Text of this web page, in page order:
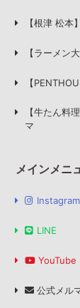
【根津 松本
【ラーメン
【
【牛たん料
マ
メインメニ
Instagram
LINE
YouTube
公式メル